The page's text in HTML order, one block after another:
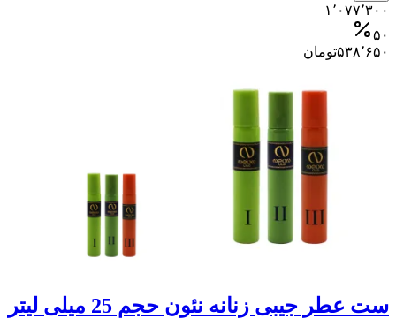
۱٬۰۷۷٬۳۰۰
۵۰
۵۳۸٬۶۵۰تومان
ست عطر جیبی زنانه نئون حجم 25 میلی لیتر